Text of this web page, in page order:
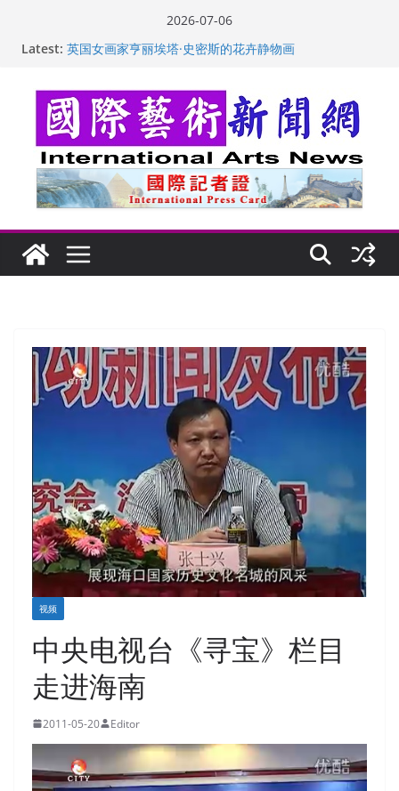
2026-07-06
Latest: 英国女画家亨丽埃塔·史密斯的花卉静物画
玛丽安娜·卡拉切娃的绘画：幽默和难以言喻的快乐
苏方 ：“字”得其乐
视频
中央电视台《寻宝》栏目
走进海南
2011-05-20 Editor
视
频